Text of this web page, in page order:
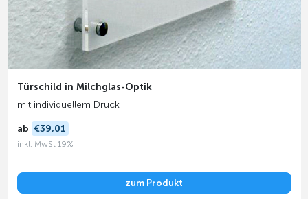
Türschild in Milchglas-Optik
mit individuellem Druck
ab €39,01
inkl. MwSt 19%
zum Produkt